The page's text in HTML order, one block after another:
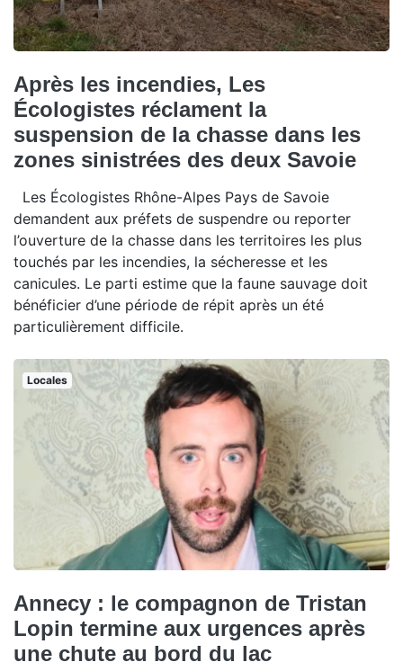
Après les incendies, Les
Écologistes réclament la
suspension de la chasse dans les
zones sinistrées des deux Savoie
Les Écologistes Rhône-Alpes Pays de Savoie
demandent aux préfets de suspendre ou reporter
l’ouverture de la chasse dans les territoires les plus
touchés par les incendies, la sécheresse et les
canicules. Le parti estime que la faune sauvage doit
bénéficier d’une période de répit après un été
particulièrement difficile.
Locales
Annecy : le compagnon de Tristan
Lopin termine aux urgences après
une chute au bord du lac